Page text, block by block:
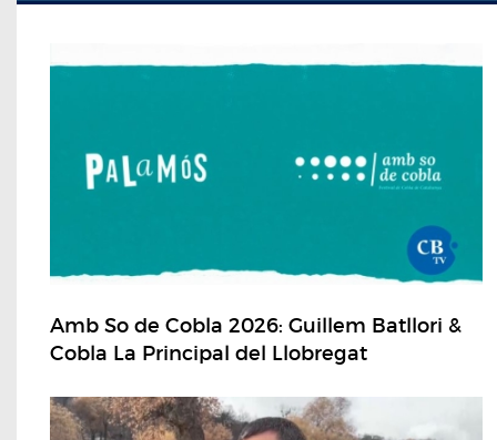
Amb So de Cobla 2026: Guillem Batllori &
Cobla La Principal del Llobregat